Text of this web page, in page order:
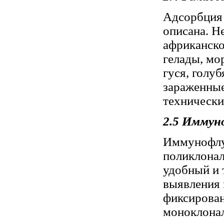
описана.
гелады,
гуся,
2.5
удобный и
выявления